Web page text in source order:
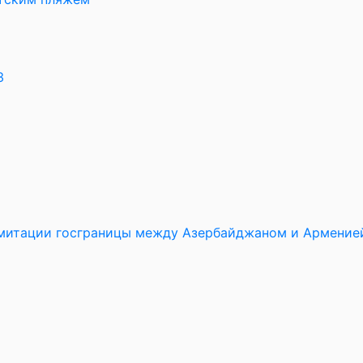
госграницы между Азербайджаном и